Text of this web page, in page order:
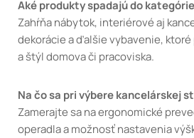
Aké produkty spadajú do
Zahŕňa nábytok, interiérové aj
dekorácie a ďalšie vybavenie,
a štýl domova či pracoviska.
Na čo sa pri výbere kancelárskej
Zamerajte sa na ergonomické
operadla a možnosť nastavenia